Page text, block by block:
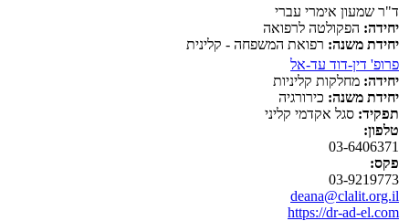
ד"ר שמעון אימרי עברי
יחידה: הפקולטה לרפואה
יחידת משנה: רפואת המשפחה - קלינית
פרופ' דין-דוד עד-אל
יחידה: מחלקות קליניות
יחידת משנה: כירורגיה
תפקיד: סגל אקדמי קליני
טלפון:
03-6406371
פקס:
03-9219773
deana@clalit.org.il
https://dr-ad-el.com